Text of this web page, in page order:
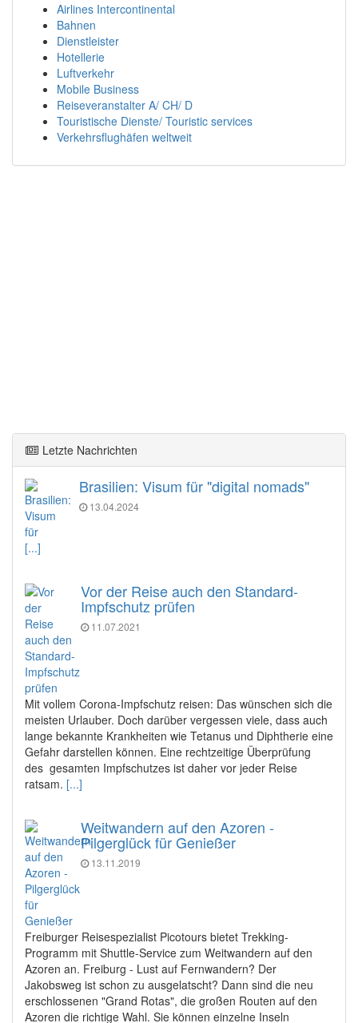
Airlines Intercontinental
Bahnen
Dienstleister
Hotellerie
Luftverkehr
Mobile Business
Reiseveranstalter A/ CH/ D
Touristische Dienste/ Touristic services
Verkehrsflughäfen weltweit
Letzte Nachrichten
Brasilien: Visum für "digital nomads"
13.04.2024
[...]
Vor der Reise auch den Standard-
Impfschutz prüfen
11.07.2021
Mit vollem Corona-Impfschutz reisen: Das wünschen sich die
meisten Urlauber. Doch darüber vergessen viele, dass auch
lange bekannte Krankheiten wie Tetanus und Diphtherie eine
Gefahr darstellen können. Eine rechtzeitige Überprüfung
des gesamten Impfschutzes ist daher vor jeder Reise
ratsam. [...]
Weitwandern auf den Azoren -
Pilgerglück für Genießer
13.11.2019
Freiburger Reisespezialist Picotours bietet Trekking-
Programm mit Shuttle-Service zum Weitwandern auf den
Azoren an. Freiburg - Lust auf Fernwandern? Der
Jakobsweg ist schon zu ausgelatscht? Dann sind die neu
erschlossenen "Grand Rotas", die großen Routen auf den
Azoren die richtige Wahl. Sie können einzelne Inseln